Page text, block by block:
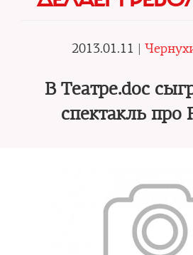
2013.01.11 |
В Театре.doc
спектакль про